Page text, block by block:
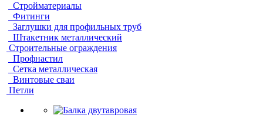
Стройматериалы
Фитинги
Заглушки для профильных труб
Штакетник металлический
Строительные ограждения
Профнастил
Сетка металлическая
Винтовые сваи
Петли